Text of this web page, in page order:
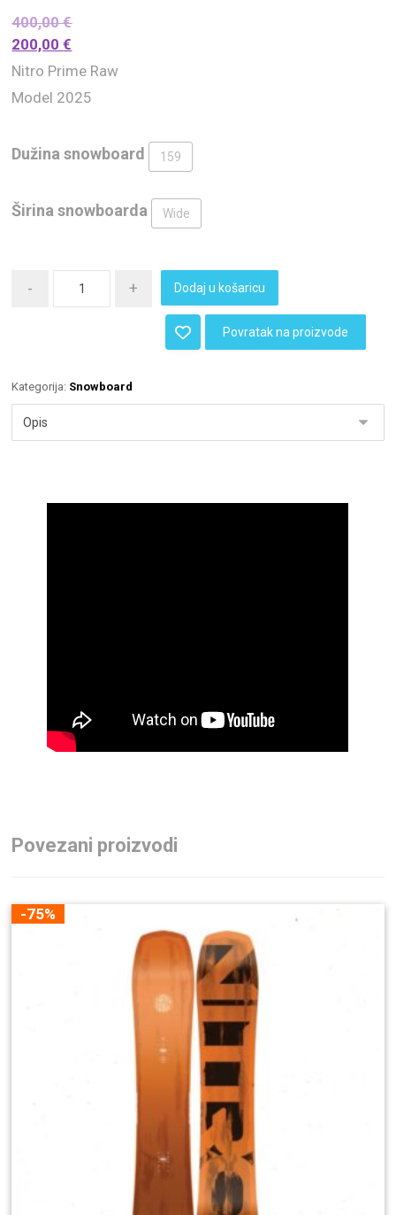
400,00€
200,00€
Nitro Prime Raw
Model 2025
Dužina snowboard 159
Širina snowboarda Wide
- + Dodaj u košaricu
Povratak na proizvode
Kategorija: Snowboard
Povezani proizvodi
-75%